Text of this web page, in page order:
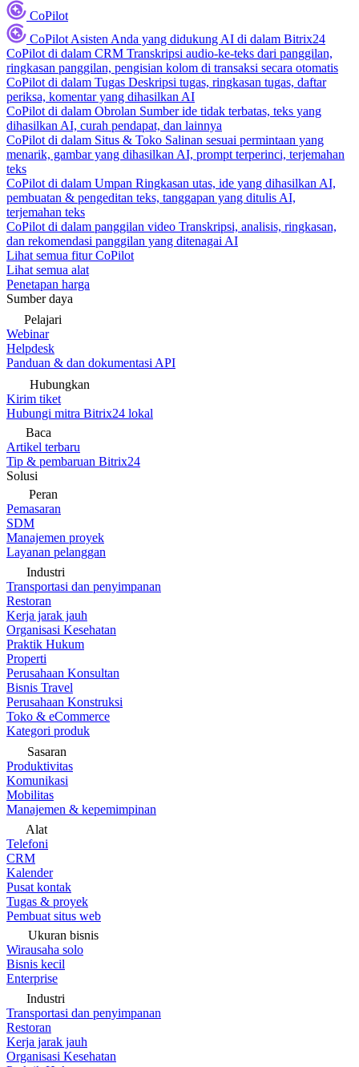
CoPilot
CoPilot Asisten Anda yang didukung AI di dalam Bitrix24
CoPilot di dalam CRM Transkripsi audio-ke-teks dari panggilan,
ringkasan panggilan, pengisian kolom di transaksi secara otomatis
CoPilot di dalam Tugas Deskripsi tugas, ringkasan tugas, daftar
periksa, komentar yang dihasilkan AI
CoPilot di dalam Obrolan Sumber ide tidak terbatas, teks yang
dihasilkan AI, curah pendapat, dan lainnya
CoPilot di dalam Situs & Toko Salinan sesuai permintaan yang
menarik, gambar yang dihasilkan AI, prompt terperinci, terjemahan
teks
CoPilot di dalam Umpan Ringkasan utas, ide yang dihasilkan AI,
pembuatan & pengeditan teks, tanggapan yang ditulis AI,
terjemahan teks
CoPilot di dalam panggilan video Transkripsi, analisis, ringkasan,
dan rekomendasi panggilan yang ditenagai AI
Lihat semua fitur CoPilot
Lihat semua alat
Penetapan harga
Sumber daya
Pelajari
Webinar
Helpdesk
Panduan & dan dokumentasi API
Hubungkan
Kirim tiket
Hubungi mitra Bitrix24 lokal
Baca
Artikel terbaru
Tip & pembaruan Bitrix24
Solusi
Peran
Pemasaran
SDM
Manajemen proyek
Layanan pelanggan
Industri
Transportasi dan penyimpanan
Restoran
Kerja jarak jauh
Organisasi Kesehatan
Praktik Hukum
Properti
Perusahaan Konsultan
Bisnis Travel
Perusahaan Konstruksi
Toko & eCommerce
Kategori produk
Sasaran
Produktivitas
Komunikasi
Mobilitas
Manajemen & kepemimpinan
Alat
Telefoni
CRM
Kalender
Pusat kontak
Tugas & proyek
Pembuat situs web
Ukuran bisnis
Wirausaha solo
Bisnis kecil
Enterprise
Industri
Transportasi dan penyimpanan
Restoran
Kerja jarak jauh
Organisasi Kesehatan